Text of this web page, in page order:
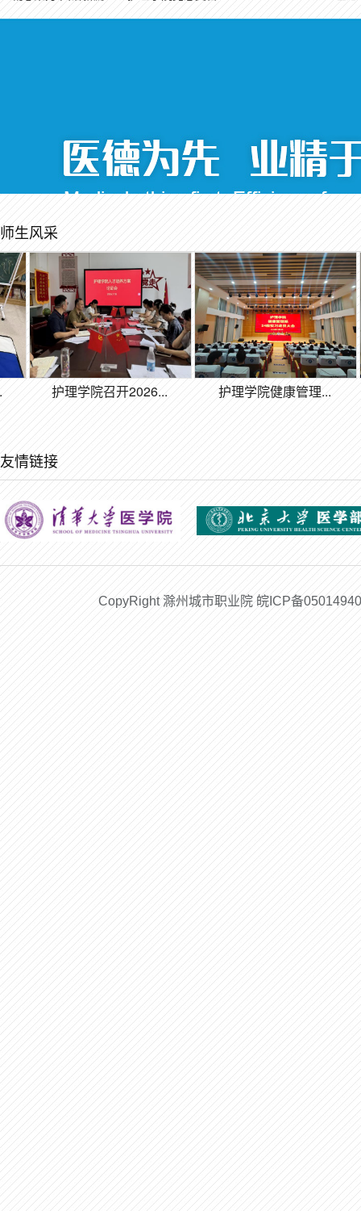
师生风采
护理学院召开2026... 护理学院健康管理...
友情链接
CopyRight 滁州城市职业院 皖ICP备